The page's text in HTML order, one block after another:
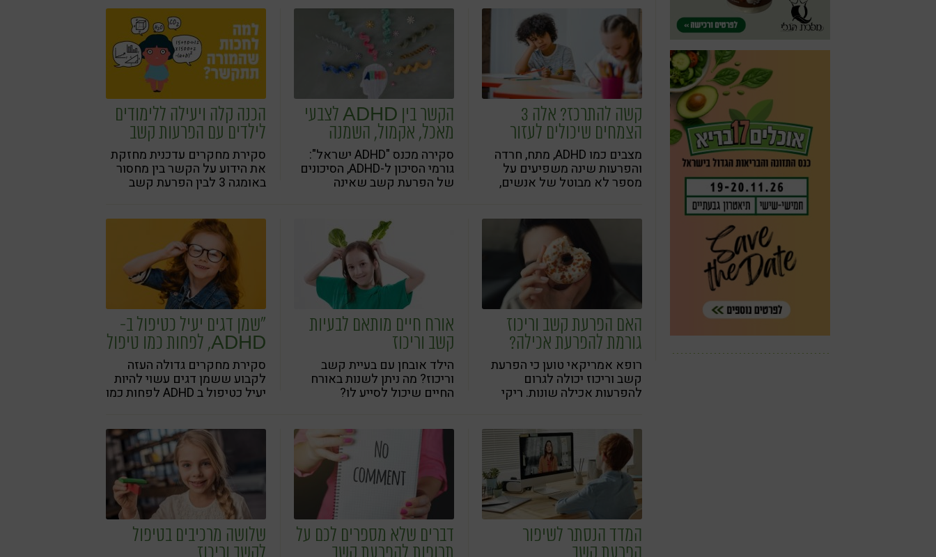
קשה להתרכז? אלה 3
הצמחים שיכולים לעזור
מצבים כמו ADHD, מתח, חרדה
והפרעות שינה משפיעים על
מספר לא מבוטל של אנשים,
המיקוד, הגברת השלווה ושינה
איכותית וטובה
הקשר בין ADHD לצבעי
מאכל, אקמול, השמנה
בהריון ועוד
סקירה מכנס "ADHD ישראל":
גורמי הסיכון ל-ADHD, הסיכונים
של הפרעת קשב שאינה
הכנה קלה ויעילה ללימודים
לילדים עם הפרעות קשב
סקירת מחקרים עדכנית מחזקת
את הידוע על הקשר בין מחסור
באומגה 3 לבין הפרעת קשב
האם הפרעת קשב וריכוז
גורמת להפרעת אכילה?
רופא אמריקאי טוען כי הפרעת
קשב וריכוז יכולה לגרום
להפרעות אכילה שונות. ריקי
מעלה סימני שאלה וספקות
בנוגע לטענות אלו. מי צודק?
ואיך הסובלים מהפרעת קשב
יכולים לשמור על הרגלי תזונה
בריאים?
אורח חיים מותאם לבעיות
קשב וריכוז
הילד אובחן עם בעיית קשב
וריכוז? מה ניתן לשנות באורח
החיים שיכול לסייע לו?
"שמן דגים יעיל כטיפול ב-
ADHD, לפחות כמו טיפול
קונבנציונלי"
סקירת מחקרים גדולה העזה
לקבוע ששמן דגים עשוי להיות
יעיל כטיפול ב ADHD לפחות כמו
המדד הנסתר לשיפור
דברים שלא מספרים לכם על
שלושה מרכיבים בטיפול